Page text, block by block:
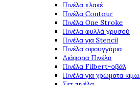
Πινέλα πλακέ
Πινέλα Contour
Πινέλα One Stroke
Πινέλα φυλλά χρυσού
Πινέλα για Stencil
Πινέλα σφουγγάρια
Διάφορα Πινέλα
Πινέλα Filbert-οβάλ
Πινέλα για χρώματα